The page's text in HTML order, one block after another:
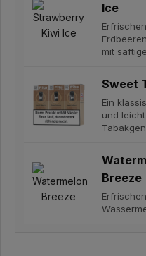
Ice
mit
Sweet
Ein
und
Breeze